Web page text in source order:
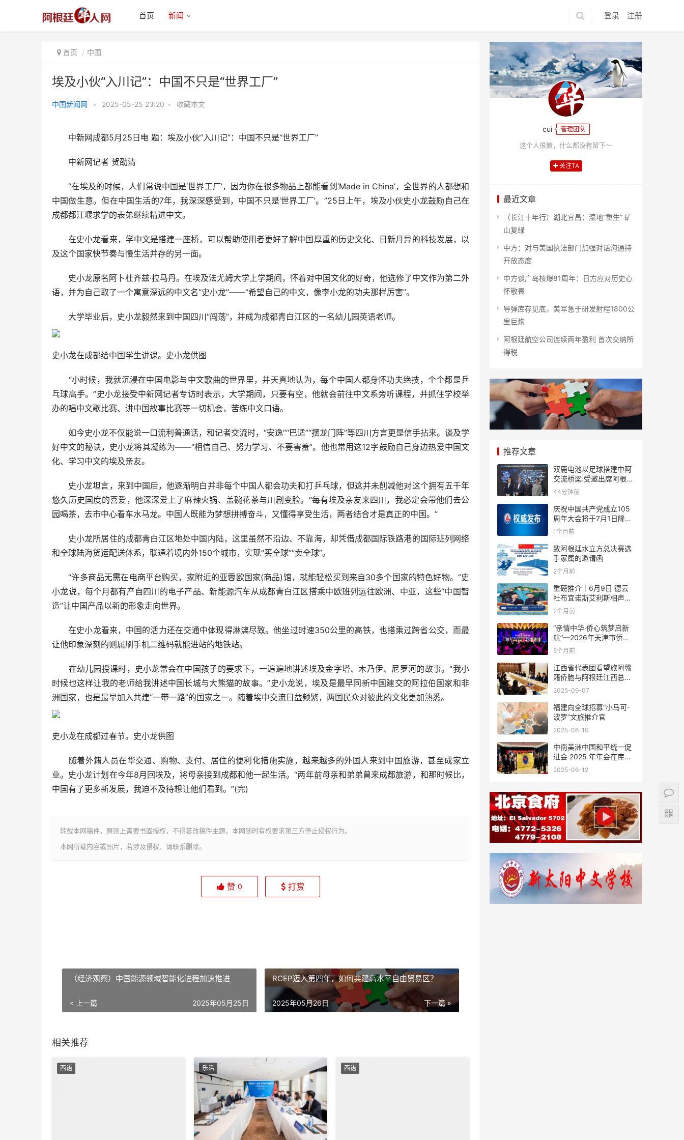
登录 注册
首页 新闻
首页 中国
埃及小伙“入川记”：中国不只是“世界工厂”
中国新闻网 • 2025-05-25 23:20 • 收藏本文
中新网成都5月25日电 题：埃及小伙“入川记”：中国不只是“世界工厂”
中新网记者 贺劭清
“在埃及的时候，人们常说中国是‘世界工厂’，因为你在很多物品上都能看到‘Made in China’，全世界的人都想和
中国做生意。但在中国生活的7年，我深深感受到，中国不只是‘世界工厂’。”25日上午，埃及小伙史小龙鼓励自己在
成都都江堰求学的表弟继续精进中文。
在史小龙看来，学中文是搭建一座桥，可以帮助使用者更好了解中国厚重的历史文化、日新月异的科技发展，以
及这个国家快节奏与慢生活并存的另一面。
史小龙原名阿卜杜齐兹·拉马丹。在埃及法尤姆大学上学期间，怀着对中国文化的好奇，他选修了中文作为第二外
语，并为自己取了一个寓意深远的中文名“史小龙”——“希望自己的中文，像李小龙的功夫那样厉害”。
大学毕业后，史小龙毅然来到中国四川“闯荡”，并成为成都青白江区的一名幼儿园英语老师。
史小龙在成都给中国学生讲课。史小龙供图
“小时候，我就沉浸在中国电影与中文歌曲的世界里，并天真地认为，每个中国人都身怀功夫绝技，个个都是乒
乓球高手。”史小龙接受中新网记者专访时表示，大学期间，只要有空，他就会前往中文系旁听课程，并抓住学校举
办的唱中文歌比赛、讲中国故事比赛等一切机会，苦练中文口语。
如今史小龙不仅能说一口流利普通话，和记者交流时，“安逸”“巴适”“摆龙门阵”等四川方言更是信手拈来。谈及学
好中文的秘诀，史小龙将其凝练为——“相信自己、努力学习、不要害羞”。他也常用这12字鼓励自己身边热爱中国文
化、学习中文的埃及亲友。
史小龙坦言，来到中国后，他逐渐明白并非每个中国人都会功夫和打乒乓球，但这并未削减他对这个拥有五千年
悠久历史国度的喜爱，他深深爱上了麻辣火锅、盖碗花茶与川剧变脸。“每有埃及亲友来四川，我必定会带他们去公
园喝茶，去市中心看车水马龙。中国人既能为梦想拼搏奋斗，又懂得享受生活，两者结合才是真正的中国。”
史小龙所居住的成都青白江区地处中国内陆，这里虽然不沿边、不靠海，却凭借成都国际铁路港的国际班列网络
和全球陆海货运配送体系，联通着境内外150个城市，实现“买全球”“卖全球”。
“许多商品无需在电商平台购买，家附近的亚蓉欧国家(商品)馆，就能轻松买到来自30多个国家的特色好物。”史
小龙说，每个月都有产自四川的电子产品、新能源汽车从成都青白江区搭乘中欧班列运往欧洲、中亚，这些“中国智
造”让中国产品以新的形象走向世界。
在史小龙看来，中国的活力还在交通中体现得淋漓尽致。他坐过时速350公里的高铁，也搭乘过跨省公交，而最
让他印象深刻的则属刷手机二维码就能进站的地铁站。
在幼儿园授课时，史小龙常会在中国孩子的要求下，一遍遍地讲述埃及金字塔、木乃伊、尼罗河的故事。“我小
时候也这样让我的老师给我讲述中国长城与大熊猫的故事。”史小龙说，埃及是最早同新中国建交的阿拉伯国家和非
洲国家，也是最早加入共建“一带一路”的国家之一。随着埃中交流日益频繁，两国民众对彼此的文化更加熟悉。
史小龙在成都过春节。史小龙供图
随着外籍人员在华交通、购物、支付、居住的便利化措施实施，越来越多的外国人来到中国旅游，甚至成家立
业。史小龙计划在今年8月回埃及，将母亲接到成都和他一起生活。“两年前母亲和弟弟曾来成都旅游，和那时候比，
中国有了更多新发展，我迫不及待想让他们看到。”(完)
转载本网稿件，原则上需要书面授权，不得篡改稿件主题。本网随时有权要求第三方停止侵权行为。
本网所载内容或图片，若涉及侵权，请联系删除。
赞 0 打赏
（经济观察）中国能源领域智能化进程加速推进
« 上一篇 2025年05月25日
RCEP迈入第四年，如何共建高水平自由贸易区？
下一篇 »
2025年05月26日
相关推荐
西语 乐活 西语
cui 管理团队
这个人很懒，什么都没有留下～
关注TA
最近文章
（长江十年行）湖北宜昌：湿地“重生” 矿
山复绿
中方：对与美国执法部门加强对话沟通持
开放态度
中方谈广岛核爆81周年：日方应对历史心
怀敬畏
导弹库存见底，美军急于研发射程1800公
里巨炮
阿根廷航空公司连续两年盈利 首次交纳所
得税
推荐文章
双鹿电池以足球搭建中阿
交流桥梁:受邀出席阿根廷
足协赞助商招待会！
44分钟前
庆祝中国共产党成立105
周年大会将于7月1日隆重
举行
1个月前
致阿根廷水立方总决赛选
手家属的邀请函
2个月前
重磅推介｜6月9日 德云
社布宜诺斯艾利斯相声专
场！国风曲艺邂逅南美风
结！
2个月前
“亲情中华·侨心筑梦启新
航”—2026年天津市侨界
新春联谊活动成功举办
5个月前
江西省代表团看望旅阿赣
籍侨胞与阿根廷江西总商
会座谈
2025-09-07
福建向全球招募“小马可·
波罗”文旅推介官
2025-08-10
中南美洲中国和平统一促
进会 2025 年年会在库拉
索圆满举行，共绘反“独”
2025-06-12